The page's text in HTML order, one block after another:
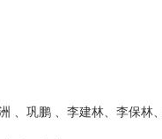
、巩鹏 、李建林、李保